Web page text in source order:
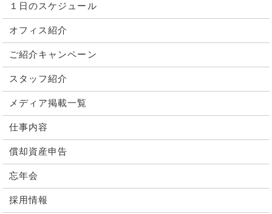
１日のスケジュール
オフィス紹介
ご紹介キャンペーン
スタッフ紹介
メディア掲載一覧
仕事内容
償却資産申告
忘年会
採用情報